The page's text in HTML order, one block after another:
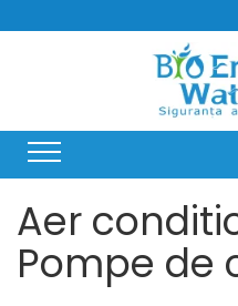
Dozatoare si Filtre de apa
Consumabile Filtre Apa
Abonamente Dozatoare Apa
Service Dozatoare de Apă
Filtre Apa Frigider Side by
Distilatoare de apa
Generator de Ozon
BioLux
Bosch
Brita
Hyundai
juman
Aer
Pompe de